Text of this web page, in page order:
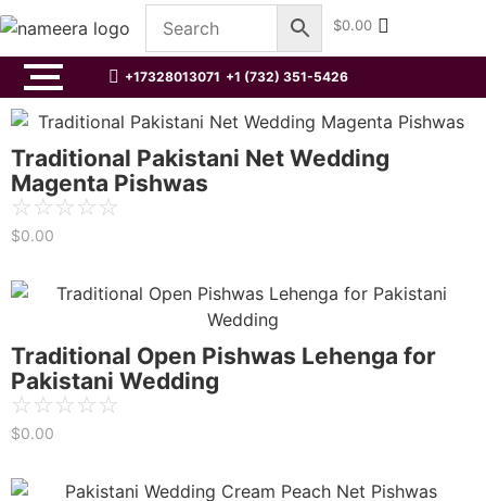
$0.00
+17328013071 +1 (732) 351-5426
Traditional Pakistani Net Wedding
Magenta Pishwas
☆☆☆☆☆
$0.00
Traditional Open Pishwas Lehenga for
Pakistani Wedding
☆☆☆☆☆
$0.00